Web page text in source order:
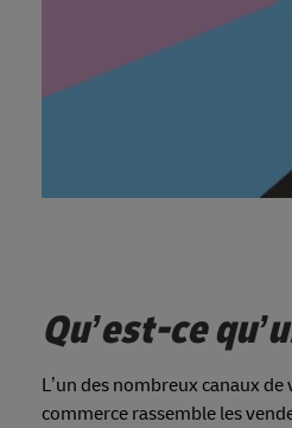
Qu’est-ce
L’un des nombreux canaux
commerce rassemble les